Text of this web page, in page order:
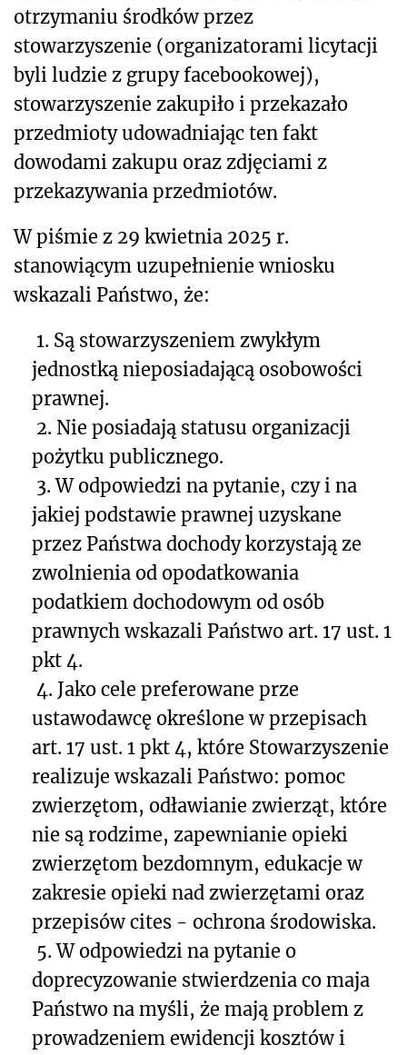
otrzymaniu środków przez
stowarzyszenie (organizatorami licytacji
byli ludzie z grupy facebookowej),
stowarzyszenie zakupiło i przekazało
przedmioty udowadniając ten fakt
dowodami zakupu oraz zdjęciami z
przekazywania przedmiotów.
W piśmie z 29 kwietnia 2025 r.
stanowiącym uzupełnienie wniosku
wskazali Państwo, że:
1. Są stowarzyszeniem zwykłym
jednostką nieposiadającą osobowości
prawnej.
2. Nie posiadają statusu organizacji
pożytku publicznego.
3. W odpowiedzi na pytanie, czy i na
jakiej podstawie prawnej uzyskane
przez Państwa dochody korzystają ze
zwolnienia od opodatkowania
podatkiem dochodowym od osób
prawnych wskazali Państwo art. 17 ust. 1
pkt 4.
4. Jako cele preferowane prze
ustawodawcę określone w przepisach
art. 17 ust. 1 pkt 4, które Stowarzyszenie
realizuje wskazali Państwo: pomoc
zwierzętom, odławianie zwierząt, które
nie są rodzime, zapewnianie opieki
zwierzętom bezdomnym, edukacje w
zakresie opieki nad zwierzętami oraz
przepisów cites - ochrona środowiska.
5. W odpowiedzi na pytanie o
doprecyzowanie stwierdzenia co maja
Państwo na myśli, że mają problem z
prowadzeniem ewidencji kosztów i